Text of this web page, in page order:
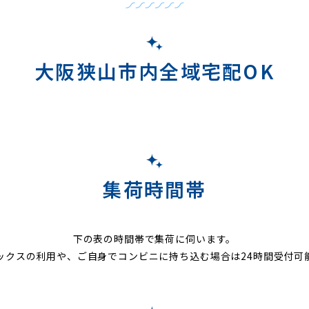
大阪狭山市内全域宅配OK
集荷時間帯
下の表の時間帯で集荷に伺います。
クスの利用や、ご自身でコンビニに持ち込む場合は24時間受付可